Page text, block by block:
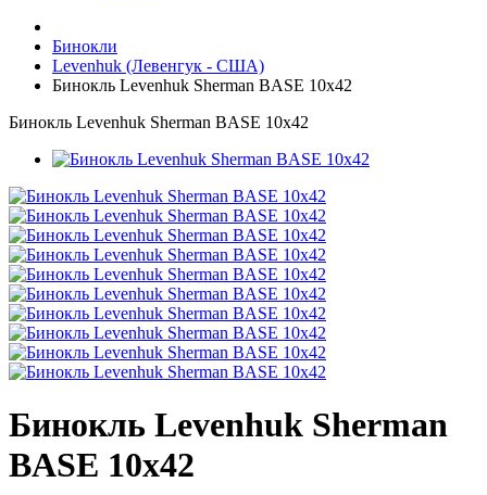
Бинокли
Levenhuk (Левенгук - США)
Бинокль Levenhuk Sherman BASE 10x42
Бинокль Levenhuk Sherman BASE 10x42
Бинокль Levenhuk Sherman
BASE 10x42